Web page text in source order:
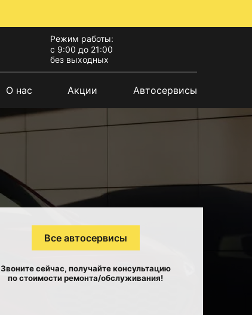
Режим работы:
с 9:00 до 21:00
без выходных
О нас Акции Автосервисы
Все автосервисы
Звоните сейчас, получайте консультацию
по стоимости ремонта/обслуживания!